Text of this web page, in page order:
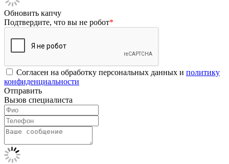
Обновить капчу
Подтвердите, что вы не робот*
Согласен на обработку персональных данных и политику
конфиденциальности
Отправить
Вызов специалиста